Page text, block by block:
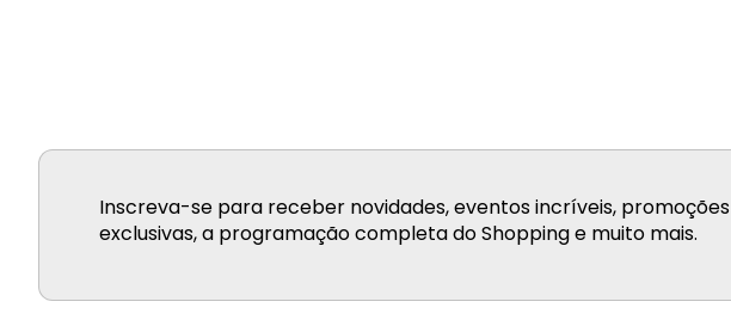
Inscreva-se para receber novidades, eventos incríveis, promoções
exclusivas, a programação completa do Shopping e muito mais.